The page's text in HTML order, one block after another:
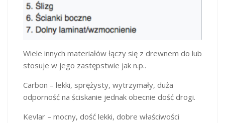
Wiele innych materiałów łączy się z drewnem do lub
stosuje w jego zastępstwie jak n.p..
Carbon – lekki, sprężysty, wytrzymały, duża
odporność na ściskanie jednak obecnie dość drogi.
Kevlar – mocny, dość lekki, dobre właściwości